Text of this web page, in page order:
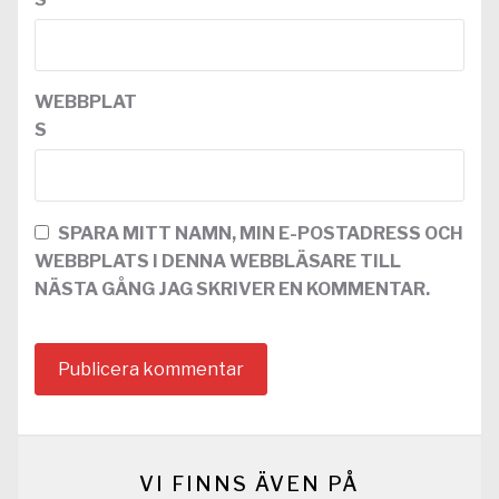
WEBBPLAT
S
SPARA MITT NAMN, MIN E-POSTADRESS OCH
WEBBPLATS I DENNA WEBBLÄSARE TILL
NÄSTA GÅNG JAG SKRIVER EN KOMMENTAR.
VI FINNS ÄVEN PÅ